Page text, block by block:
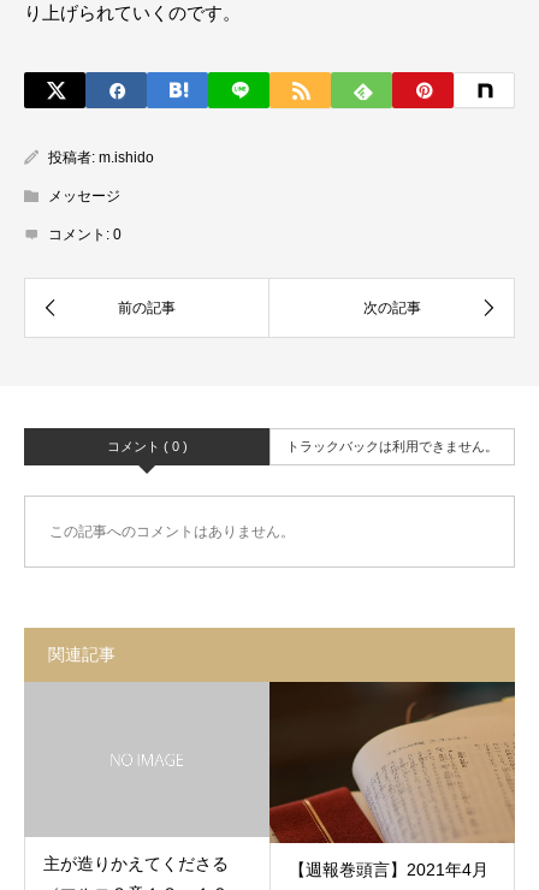
り上げられていくのです。
投稿者: m.ishido
メッセージ
コメント: 0
コメント ( 0 ) トラックバックは利用できません。
この記事へのコメントはありません。
関連記事
主が造りかえてくださる
【週報巻頭言】2021年4月